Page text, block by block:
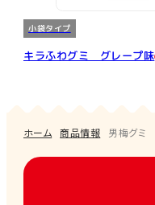
小袋タイプ
キラふわグミ グレープ味
ホーム 商品情報 男梅グミ